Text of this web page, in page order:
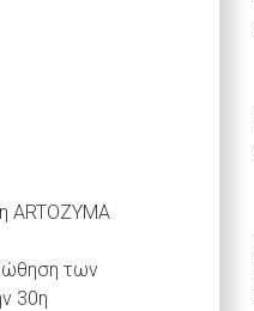
ARTOZYMA
των
30η